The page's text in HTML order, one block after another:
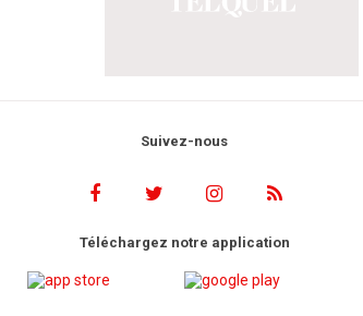
Suivez-nous
Téléchargez notre application